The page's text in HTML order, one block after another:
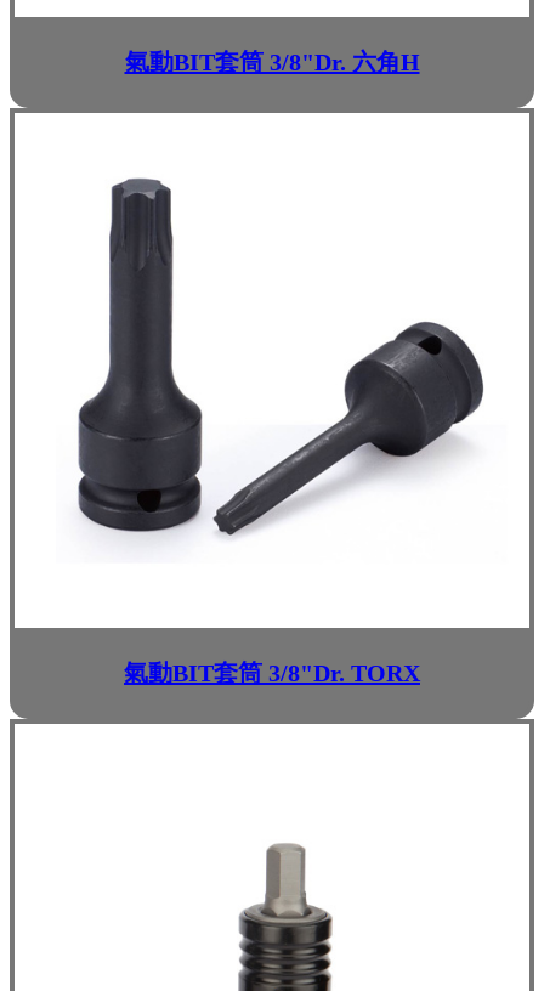
氣動BIT套筒 3/8"Dr. 六角H
氣動BIT套筒 3/8"Dr. TORX